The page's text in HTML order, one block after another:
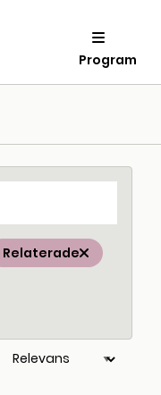
Program
Relaterade